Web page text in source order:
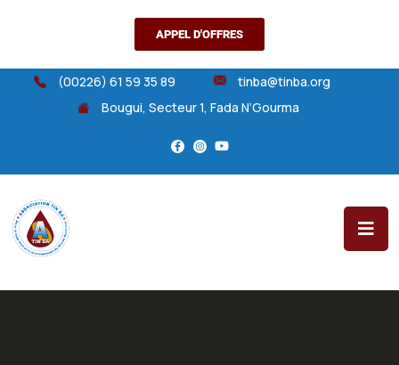
APPEL D'OFFRES
(00226) 61 59 35 89
tinba@tinba.org
Bougui, Secteur 1, Fada N’Gourma